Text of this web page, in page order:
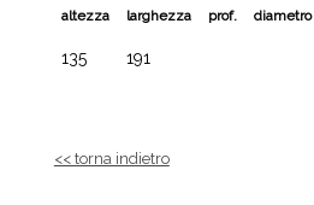
altezza larghezza prof. diametro
135 191
<< torna indietro